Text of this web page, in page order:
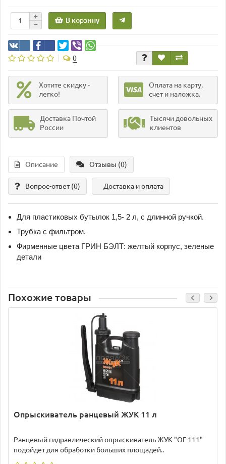
В корзину
0
Хотите скидку -
легко!
Оплата на карту,
счет и наложка.
Доставка Почтой
России
Тысячи довольных
клиентов
Описание Отзывы (0)
Вопрос-ответ(0) Доставка и оплата
Для пластиковых бутылок 1,5- 2 л, с длинной ручкой.
Трубка с фильтром.
Фирменные цвета ГРИН БЭЛТ: желтый корпус, зеленые
детали
Похожие товары
Опрыскиватель ранцевый ЖУК 11 л
Ранцевый гидравлический опрыскиватель ЖУК "ОГ-111"
подойдет для обработки больших площадей..